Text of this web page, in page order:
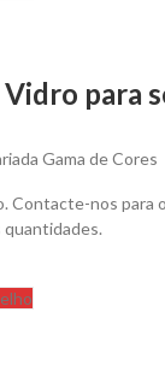
para
Gama de Cores
Contacte-nos para
quantidades.